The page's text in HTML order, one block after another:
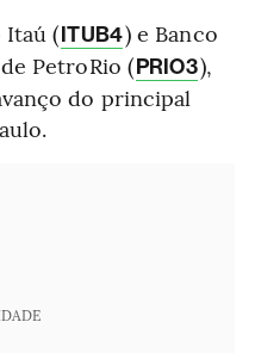
Itaú (ITUB4) e Banco
PetroRio (PRIO3),
do principal